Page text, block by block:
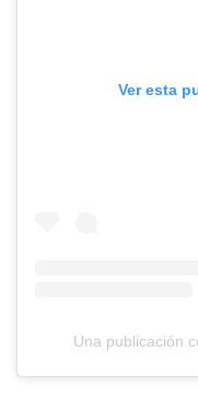
Ver esta
Una publicación